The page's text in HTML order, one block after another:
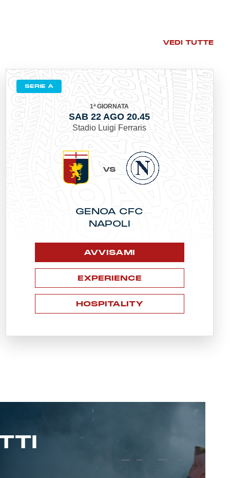
VEDI TUTTE
SERIE A
1ª GIORNATA
SAB 22 AGO 20.45
Stadio Luigi Ferraris
VS
GENOA CFC
NAPOLI
AVVISAMI
EXPERIENCE
HOSPITALITY